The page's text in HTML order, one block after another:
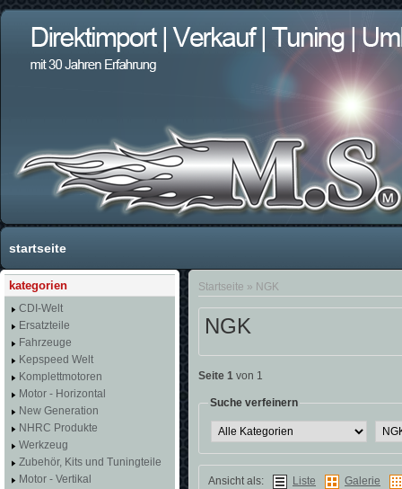
startseite
Startseite » NGK
NGK
Seite 1 von 1
Suche verfeinern
Ansicht als: Liste Galerie
kategorien
CDI-Welt
Ersatzteile
Fahrzeuge
Kepspeed Welt
Komplettmotoren
Motor - Horizontal
New Generation
NHRC Produkte
Werkzeug
Zubehör, Kits und Tuningteile
Motor - Vertikal